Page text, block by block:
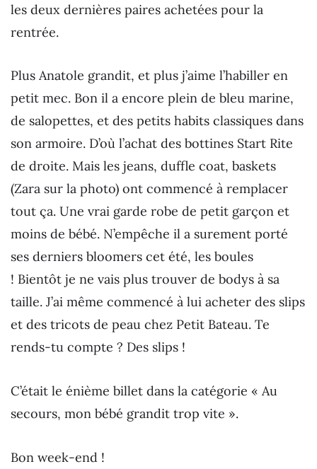
les deux dernières paires achetées pour la
rentrée.
Plus Anatole grandit, et plus j’aime l’habiller en
petit mec. Bon il a encore plein de bleu marine,
de salopettes, et des petits habits classiques dans
son armoire. D’où l’achat des bottines Start Rite
de droite. Mais les jeans, duffle coat, baskets
(Zara sur la photo) ont commencé à remplacer
tout ça. Une vrai garde robe de petit garçon et
moins de bébé. N’empêche il a surement porté
ses derniers bloomers cet été, les boules
! Bientôt je ne vais plus trouver de bodys à sa
taille. J’ai même commencé à lui acheter des slips
et des tricots de peau chez Petit Bateau. Te
rends-tu compte ? Des slips !
C’était le énième billet dans la catégorie « Au
secours, mon bébé grandit trop vite ».
Bon week-end !